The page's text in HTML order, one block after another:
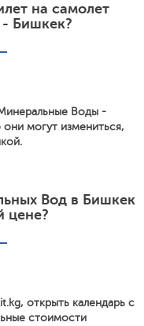
на самолет
Бишкек?
Воды -
могут измениться,
Вод в Бишкек
цене?
открыть календарь с
стоимости